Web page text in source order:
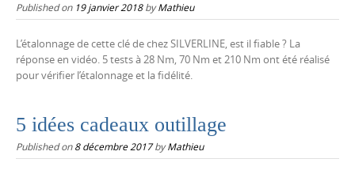
Published on 19 janvier 2018byMathieu
L’étalonnage de cette clé de chez SILVERLINE, est il fiable ? La
réponse en vidéo. 5 tests à 28 Nm, 70 Nm et 210 Nm ont été réalisé
pour vérifier l’étalonnage et la fidélité.
5 idées cadeaux outillage
Published on8 décembre 2017byMathieu